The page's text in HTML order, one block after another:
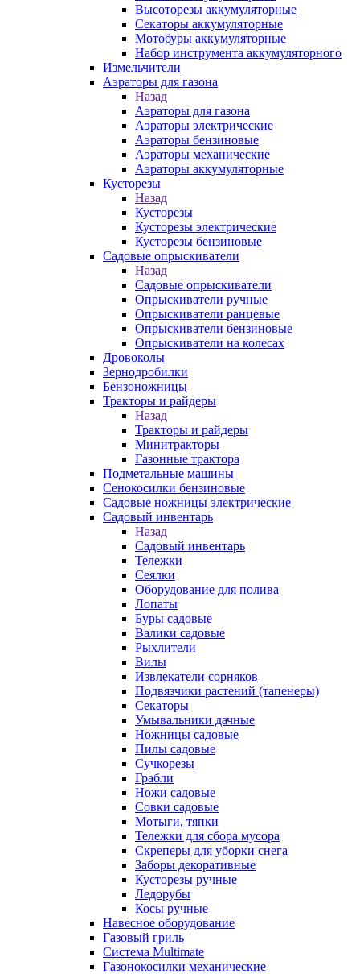
Высоторезы аккумуляторные
Секаторы аккумуляторные
Мотобуры аккумуляторные
Набор инструмента аккумуляторного
Измельчители
Аэраторы для газона
Назад
Аэраторы для газона
Аэраторы электрические
Аэраторы бензиновые
Аэраторы механические
Аэраторы аккумуляторные
Кусторезы
Назад
Кусторезы
Кусторезы электрические
Кусторезы бензиновые
Садовые опрыскиватели
Назад
Садовые опрыскиватели
Опрыскиватели ручные
Опрыскиватели ранцевые
Опрыскиватели бензиновые
Опрыскиватели на колесах
Дровоколы
Зернодробилки
Бензоножницы
Тракторы и райдеры
Назад
Тракторы и райдеры
Минитракторы
Газонные трактора
Подметальные машины
Сенокосилки бензиновые
Садовые ножницы электрические
Садовый инвентарь
Назад
Садовый инвентарь
Тележки
Сеялки
Оборудование для полива
Лопаты
Буры садовые
Валики садовые
Рыхлители
Вилы
Извлекатели сорняков
Подвязчики растений (тапенеры)
Секаторы
Умывальники дачные
Ножницы садовые
Пилы садовые
Сучкорезы
Грабли
Ножи садовые
Совки садовые
Мотыги, тяпки
Тележки для сбора мусора
Скреперы для уборки снега
Заборы декоративные
Кусторезы ручные
Ледорубы
Косы ручные
Навесное оборудование
Газовый гриль
Система Multimate
Газонокосилки механические